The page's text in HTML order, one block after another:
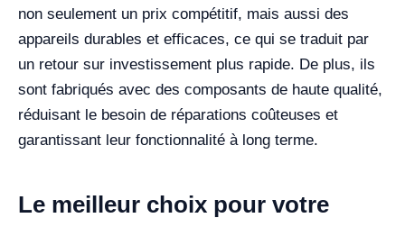
non seulement un prix compétitif, mais aussi des
appareils durables et efficaces, ce qui se traduit par
un retour sur investissement plus rapide. De plus, ils
sont fabriqués avec des composants de haute qualité,
réduisant le besoin de réparations coûteuses et
garantissant leur fonctionnalité à long terme.
Le meilleur choix pour votre